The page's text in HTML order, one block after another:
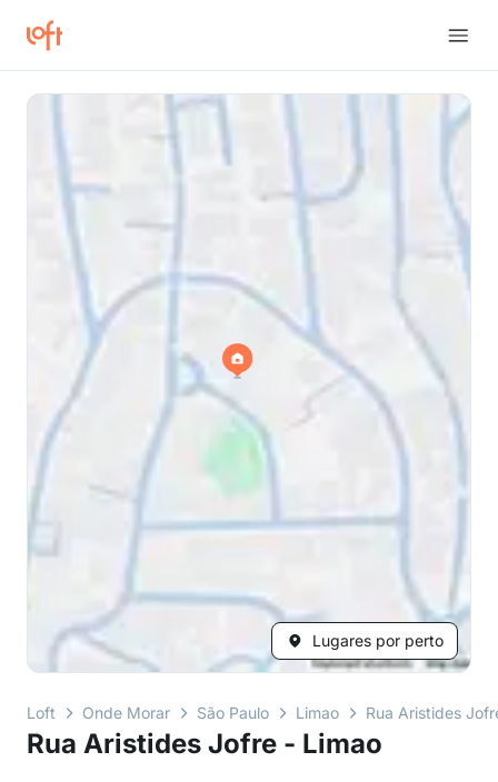
Lugares por perto
Loft Onde Morar São Paulo Limao Rua Aristides
Rua Aristides Jofre - Limao